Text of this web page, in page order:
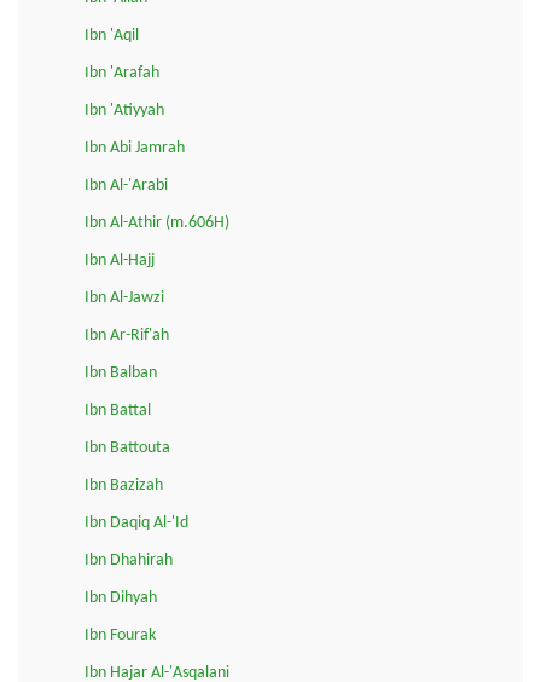
Ibn 'Aqil
Ibn 'Arafah
Ibn 'Atiyyah
Ibn Abi Jamrah
Ibn Al-'Arabi
Ibn Al-Athir (m.606H)
Ibn Al-Hajj
Ibn Al-Jawzi
Ibn Ar-Rif'ah
Ibn Balban
Ibn Battal
Ibn Battouta
Ibn Bazizah
Ibn Daqiq Al-'Id
Ibn Dhahirah
Ibn Dihyah
Ibn Fourak
Ibn Hajar Al-'Asqalani